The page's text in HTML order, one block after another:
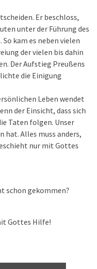
Er beschloss,
unter der Führung des
kam es neben vielen
der vielen bis dahin
Der Aufstieg Preußens
die Einigung
Leben wendet
der Einsicht, dass sich
Taten folgen. Unser
hat. Alles muss anders,
nur mit Gottes
schon gekommen?
Gottes Hilfe!